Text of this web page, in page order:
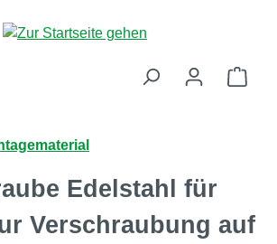
Edelstahl für
Verschraubung auf